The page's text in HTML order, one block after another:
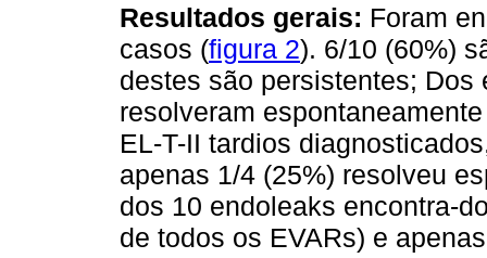
Resultados gerais: Foram
casos (figura 2). 6/10 (60%)
destes são persistentes;
resolveram
EL-T-II tardios
apenas 1/4 (25%) resolveu
dos 10 endoleaks encontra-
de todos os EVARs) e